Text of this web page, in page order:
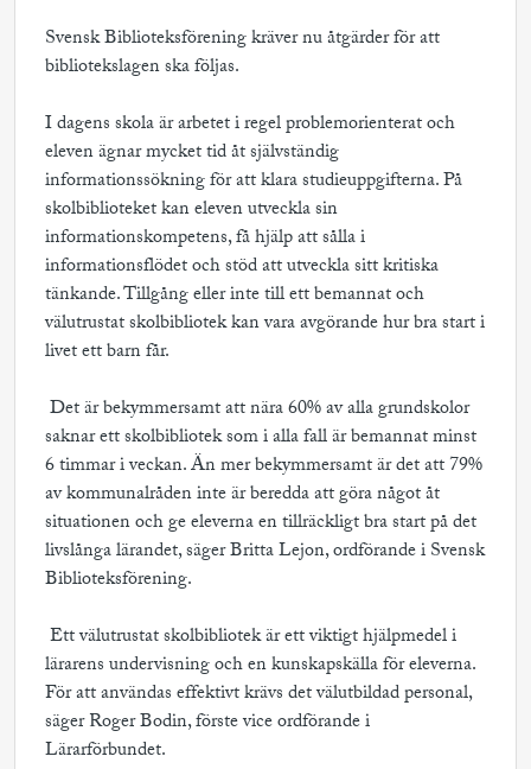
Svensk Biblioteksförening kräver nu åtgärder för att
bibliotekslagen ska följas.
I dagens skola är arbetet i regel problemorienterat och
eleven ägnar mycket tid åt självständig
informationssökning för att klara studieuppgifterna. På
skolbiblioteket kan eleven utveckla sin
informationskompetens, få hjälp att sålla i
informationsflödet och stöd att utveckla sitt kritiska
tänkande. Tillgång eller inte till ett bemannat och
välutrustat skolbibliotek kan vara avgörande hur bra start i
livet ett barn får.
 Det är bekymmersamt att nära 60% av alla grundskolor
saknar ett skolbibliotek som i alla fall är bemannat minst
6 timmar i veckan. Än mer bekymmersamt är det att 79%
av kommunalråden inte är beredda att göra något åt
situationen och ge eleverna en tillräckligt bra start på det
livslånga lärandet, säger Britta Lejon, ordförande i Svensk
Biblioteksförening.
 Ett välutrustat skolbibliotek är ett viktigt hjälpmedel i
lärarens undervisning och en kunskapskälla för eleverna.
För att användas effektivt krävs det välutbildad personal,
säger Roger Bodin, förste vice ordförande i
Lärarförbundet.